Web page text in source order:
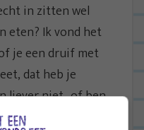
in zitten wel
eten? Ik vond het
je een druif met
dat heb je
liever niet.. of ben